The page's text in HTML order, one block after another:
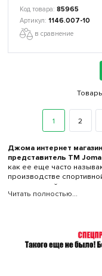
85965
1146.007-10
в сравнение
1 2
Джома интернет магазин
представитель TM
как ее еще часто
производстве
сегодняшний день ее
странах мира. Имеет
ассортимент продукции
Читать полностью...